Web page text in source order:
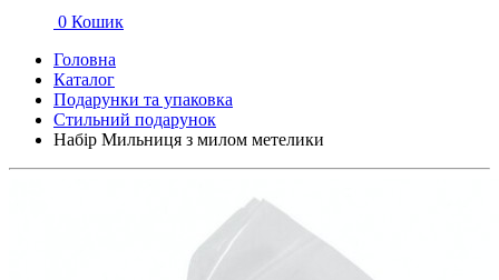
0 Кошик
Головна
Каталог
Подарунки та упаковка
Стильний подарунок
Набір Мильниця з милом метелики